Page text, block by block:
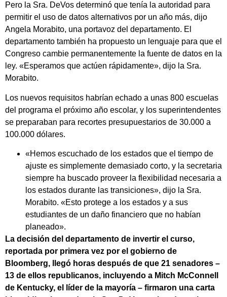
Pero la Sra. DeVos determinó que tenía la autoridad para
permitir el uso de datos alternativos por un año más, dijo
Angela Morabito, una portavoz del departamento. El
departamento también ha propuesto un lenguaje para que el
Congreso cambie permanentemente la fuente de datos en la
ley. «Esperamos que actúen rápidamente», dijo la Sra.
Morabito.
Los nuevos requisitos habrían echado a unas 800 escuelas
del programa el próximo año escolar, y los superintendentes
se preparaban para recortes presupuestarios de 30.000 a
100.000 dólares.
«Hemos escuchado de los estados que el tiempo de
ajuste es simplemente demasiado corto, y la secretaria
siempre ha buscado proveer la flexibilidad necesaria a
los estados durante las transiciones», dijo la Sra.
Morabito. «Esto protege a los estados y a sus
estudiantes de un daño financiero que no habían
planeado».
La decisión del departamento de invertir el curso,
reportada por primera vez por el gobierno de
Bloomberg, llegó horas después de que 21 senadores –
13 de ellos republicanos, incluyendo a Mitch McConnell
de Kentucky, el líder de la mayoría – firmaron una carta